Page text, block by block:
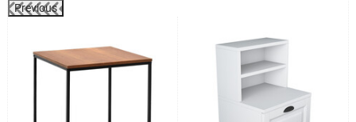
Previous